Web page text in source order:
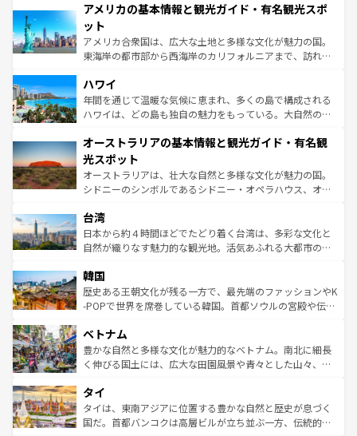
ンツ一覧を参照してほしい。
の建物がそのまま残る町や、スイスならではのユニークな
博物館もあり、アルプス観光だけでなく町歩きも満喫する
ことができる。国民の所得が高いため物価も高いが、旅行
者向けの交通パス提供のサービスもあり、うまく活用すれ
着のスイス情報は
アメリカの基本情報と観光ガイド・有名観光スポ
ット
アメリカ合衆国は、広大な土地と多様な文化が魅力の国。
東海岸の都市部から西海岸のカリフォルニアまで、訪れる
のような巨大都市は、観光、ショッピング、エンターテイ
ンメントが詰まった刺激的なスポットだ。一方、アメリカ
西部には大自然が広がり、グランドキャニオンやイエロー
部のニューオーリンズでは、音楽と美食が融合した独特の
文化が魅力。旅行者はアメリカの各地域で異なる魅力を楽
しみながら、その多様性と豊かな歴史を感じることができ
るだろう。車でのロードトリップや列車の旅も、アメリカ
情報は
ハワイ
年間を通じて温暖な気候に恵まれ、多くの島で構成される
ハワイは、どの島も独自の魅力をもっている。大自然の神
ワイ島は見逃せない。また、定番の観光地といえばオアフ
島だが、静かな自然を求めるならマウイ島やカウアイ島が
おすすめ。エメラルドグリーンに輝く海をはじめ、豊かな
文化や歴史が息づいている。「アロハスピリット」と呼ば
人々、おいしいローカルフードやハワイアンミュージッ
ク、伝統的なフラダンスなど、すべてがハワイの魅力を彩
っている。訪れるたびに新しい発見と感動が待っているハ
はコンテンツ一覧
オーストラリアの基本情報と観光ガイド・有名観
光スポット
オーストラリアは、壮大な自然と多様な文化が魅力の国。
シドニーのシンボルであるシドニー・オペラハウス、オー
リアリーフや大陸中央部にそびえるウルル（エアーズロッ
ク）、タスマニアの美しい原生林やケアンズの熱帯雨林な
ど、見どころがたくさん。また、カフェやワイン、オージ
いる。アクティビティも充実しており、サーフィンやダイ
ビング、ハイキングなど、アウトドア好きにはたまらな
い。オーストラリアの多彩な魅力を存分に味わいつくそ
参照してほしい。
台湾
日本から約４時間ほどでたどり着く台湾は、多彩な文化と
自然が織りなす魅力的な観光地。活気あふれる大都市の台
ン）、静ひつな山岳地帯である台湾東部など、都市の喧騒
と山間の静けさが共存しており、訪れる人に新しい発見と
驚きをもたらしてくれる。また、奥深い台湾の食文化も魅
容にもいいと評判のスイーツなど、バラエティ豊かな料理
が味わえる。 なお、新着の台湾情報は コンテンツ一覧を参
照してほしい。
韓国
歴史ある王朝文化が残る一方で、最先端のファッションやK
-POPで世界を席巻している韓国。首都ソウルの宮殿や伝統
き、地方に足を延ばせば四季折々の自然美を楽しむことが
できる。そして、キムチや焼肉、絶品のストリートフード
まで、さまざまな韓国料理が待っている。夜には、韓国な
リティに包まれながら、韓国の多彩な魅力を心ゆくまで味
わってみてほしい。 なお、新着の韓国情報はコンテンツ一
覧を参照してほしい。
ベトナム
豊かな自然と多様な文化が魅力的なベトナム。南北に細長
く伸びる国土には、広大な田園風景や青々とした山々、世
急速な発展と共に伝統が息づく。ハノイの古い町並みやホ
ーチミン市のフランス統治時代の建物も、独特の雰囲気を
醸し出している。また、バラエティの豊かさとおいしさで
タイ
タイは、東南アジアに位置する豊かな自然と歴史が息づく
国だ。首都バンコクは高層ビルが立ち並ぶ一方、伝統的な